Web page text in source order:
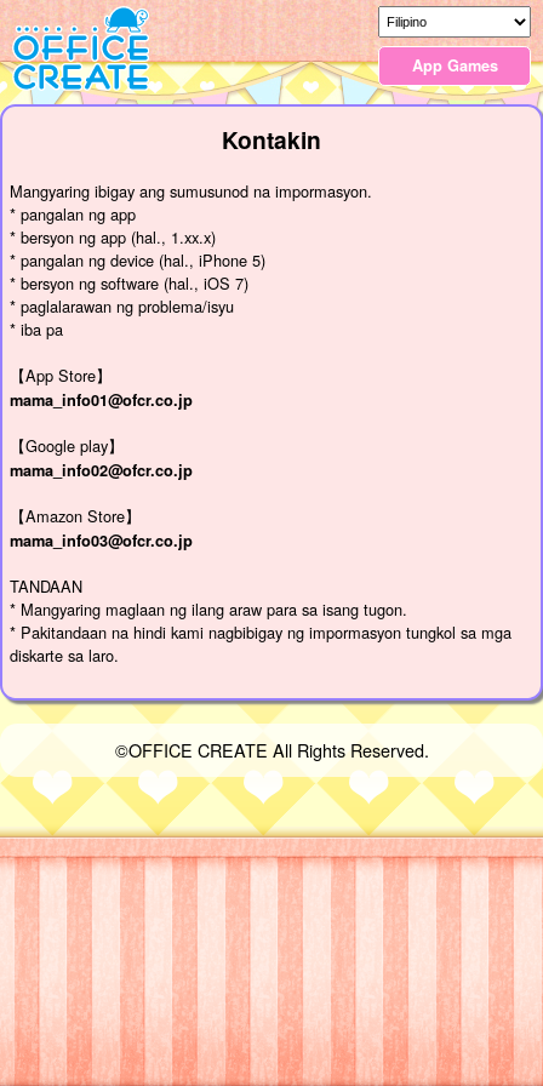
App Games
Kontakin
Mangyaring ibigay ang sumusunod na impormasyon.
* pangalan ng app
* bersyon ng app (hal., 1.xx.x)
* pangalan ng device (hal., iPhone 5)
* bersyon ng software (hal., iOS 7)
* paglalarawan ng problema/isyu
* iba pa
【App Store】
mama_info01@ofcr.co.jp
【Google play】
mama_info02@ofcr.co.jp
【Amazon Store】
mama_info03@ofcr.co.jp
TANDAAN
* Mangyaring maglaan ng ilang araw para sa isang tugon.
* Pakitandaan na hindi kami nagbibigay ng impormasyon tungkol sa mga
diskarte sa laro.
©OFFICE CREATE All Rights Reserved.